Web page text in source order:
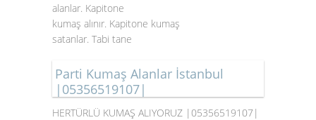
alanlar. Kapitone
kumaş alınır. Kapitone kumaş
satanlar. Tabi tane
Parti Kumaş Alanlar İstanbul
|05356519107|
HERTÜRLÜ KUMAŞ ALIYORUZ |05356519107|